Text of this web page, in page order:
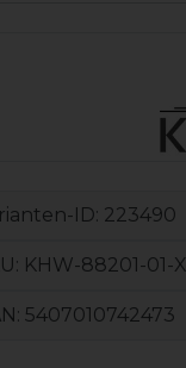
ID: 223490
KHW-88201-01-
5407010742473